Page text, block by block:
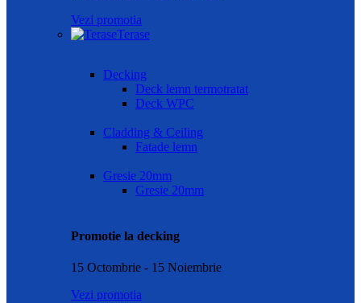
Vezi promotia
Terase
Decking
Deck lemn termotratat
Deck WPC
Cladding & Ceiling
Fatade lemn
Gresie 20mm
Gresie 20mm
Promotie la decking
15 Octombrie - 15 Noiembrie
Vezi promotia